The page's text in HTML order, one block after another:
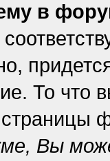
в
То что
страницы
Вы